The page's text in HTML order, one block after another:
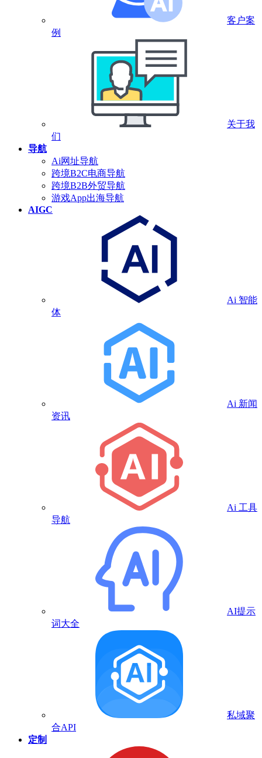
客户案
例
关于我
们
导航
Ai网址导航
跨境B2C电商导航
跨境B2B外贸导航
游戏App出海导航
AIGC
Ai 智能
体
Ai 新闻
资讯
Ai 工具
导航
AI提示
词大全
私域聚
合API
定制